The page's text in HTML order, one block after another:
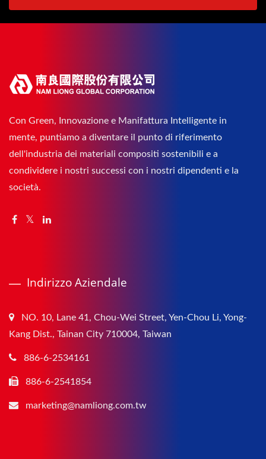
Con Green, Innovazione e Manifattura Intelligente in
mente, puntiamo a diventare il punto di riferimento
dell'industria dei materiali compositi sostenibili e a
condividere i nostri successi con i nostri dipendenti e la
società.
Indirizzo Aziendale
NO. 10, Lane 41, Chou-Wei Street, Yen-Chou Li, Yong-
Kang Dist., Tainan City 710004, Taiwan
886-6-2534161
886-6-2541854
marketing@namliong.com.tw